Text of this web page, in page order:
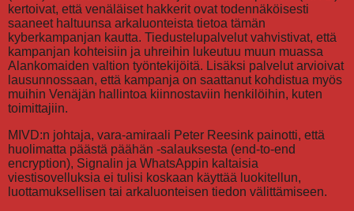
kertoivat, että venäläiset hakkerit ovat todennäköisesti
saaneet haltuunsa arkaluonteista tietoa tämän
kyberkampanjan kautta. Tiedustelupalvelut vahvistivat, että
kampanjan kohteisiin ja uhreihin lukeutuu muun muassa
Alankomaiden valtion työntekijöitä. Lisäksi palvelut arvioivat
lausunnossaan, että kampanja on saattanut kohdistua myös
muihin Venäjän hallintoa kiinnostaviin henkilöihin, kuten
toimittajiin.
MIVD:n johtaja, vara-amiraali Peter Reesink painotti, että
huolimatta päästä päähän -salauksesta (end-to-end
encryption), Signalin ja WhatsAppin kaltaisia
viestisovelluksia ei tulisi koskaan käyttää luokitellun,
luottamuksellisen tai arkaluonteisen tiedon välittämiseen.